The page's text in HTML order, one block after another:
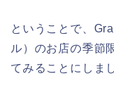
ということで、
ル）のお店の季節
てみることにしま